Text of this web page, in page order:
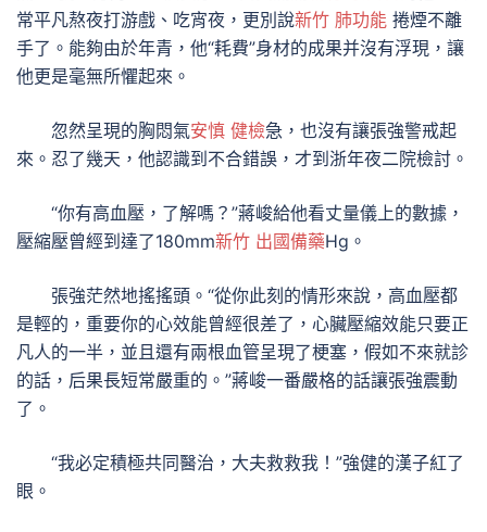
常平凡熬夜打游戲、吃宵夜，更別說新竹 肺功能 捲煙不離
手了。能夠由於年青，他“耗費”身材的成果并沒有浮現，讓
他更是毫無所懼起來。
忽然呈現的胸悶氣安慎 健檢急，也沒有讓張強警戒起
來。忍了幾天，他認識到不合錯誤，才到浙年夜二院檢討。
“你有高血壓，了解嗎？”蔣峻給他看丈量儀上的數據，
壓縮壓曾經到達了180mm新竹 出國備藥Hg。
張強茫然地搖搖頭。“從你此刻的情形來說，高血壓都
是輕的，重要你的心效能曾經很差了，心臟壓縮效能只要正
凡人的一半，並且還有兩根血管呈現了梗塞，假如不來就診
的話，后果長短常嚴重的。”蔣峻一番嚴格的話讓張強震動
了。
“我必定積極共同醫治，大夫救救我！”強健的漢子紅了
眼。